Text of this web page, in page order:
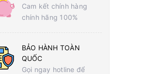
Cam kết chính hàng
chính hãng 100%
BẢO HÀNH TOÀN
QUỐC
Gọi ngay hotline để